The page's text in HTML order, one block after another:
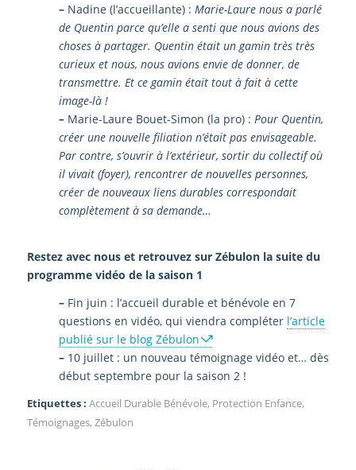
– Nadine (l’accueillante) : Marie-Laure nous a parlé
de Quentin parce qu’elle a senti que nous avions des
choses à partager. Quentin était un gamin très très
curieux et nous, nous avions envie de donner, de
transmettre. Et ce gamin était tout à fait à cette
image-là !
– Marie-Laure Bouet-Simon (la pro) : Pour Quentin,
créer une nouvelle filiation n’était pas envisageable.
Par contre, s’ouvrir à l’extérieur, sortir du collectif où
il vivait (foyer), rencontrer de nouvelles personnes,
créer de nouveaux liens durables correspondait
complètement à sa demande…
Restez avec nous et retrouvez sur Zébulon la suite du
programme vidéo de la saison 1
– Fin juin : l’accueil durable et bénévole en 7
questions en vidéo, qui viendra compléter l’article
publié sur le blog Zébulon
– 10 juillet : un nouveau témoignage vidéo et… dès
début septembre pour la saison 2 !
Etiquettes : Accueil Durable Bénévole, Protection Enfance,
Témoignages, Zébulon